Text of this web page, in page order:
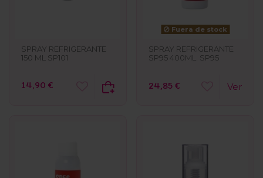
SPRAY REFRIGERANTE
150 ML SP101
14,90 €
Fuera de stock
SPRAY REFRIGERANTE
SP95 400ML. SP95
24,85 € Ver